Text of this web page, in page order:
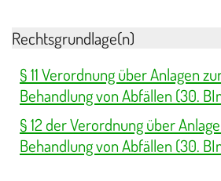
Rechtsgrundlage(n)
§ 11 Verordnung über Anlagen
Behandlung von Abfällen (30.
§ 12 der Verordnung über
Behandlung von Abfällen (30.